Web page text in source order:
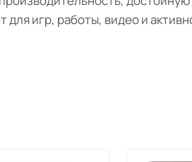
для игр, работы, видео и